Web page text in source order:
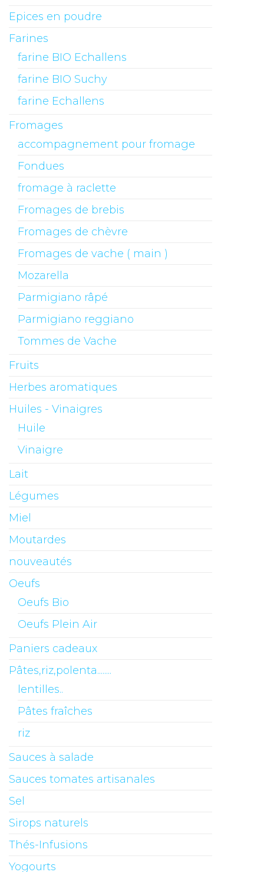
Epices en poudre
Farines
farine BIO Echallens
farine BIO Suchy
farine Echallens
Fromages
accompagnement pour fromage
Fondues
fromage à raclette
Fromages de brebis
Fromages de chèvre
Fromages de vache ( main )
Mozarella
Parmigiano râpé
Parmigiano reggiano
Tommes de Vache
Fruits
Herbes aromatiques
Huiles - Vinaigres
Huile
Vinaigre
Lait
Légumes
Miel
Moutardes
nouveautés
Oeufs
Oeufs Bio
Oeufs Plein Air
Paniers cadeaux
Pâtes,riz,polenta........
lentilles..
Pâtes fraîches
riz
Sauces à salade
Sauces tomates artisanales
Sel
Sirops naturels
Thés-Infusions
Yogourts